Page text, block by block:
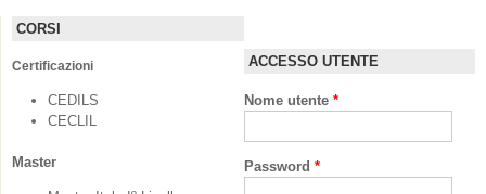
CORSI
Certificazioni
CEDILS
CECLIL
Master
ACCESSO UTENTE
Nome utente *
Password *